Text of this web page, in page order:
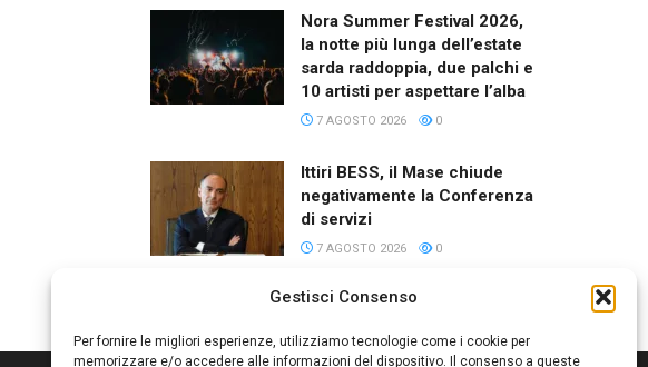
Gestisci Consenso
Per fornire le migliori esperienze, utilizziamo tecnologie come i cookie per
memorizzare e/o accedere alle informazioni del dispositivo. Il consenso a queste
Nora Summer Festival 2026,
la notte più lunga dell’estate
sarda raddoppia, due palchi e
10 artisti per aspettare l’alba
7 AGOSTO 2026 0
Ittiri BESS, il Mase chiude
negativamente la Conferenza
di servizi
7 AGOSTO 2026 0